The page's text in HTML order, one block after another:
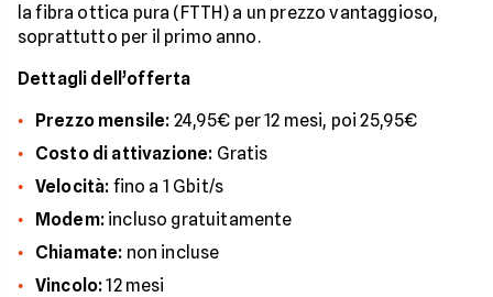
la fibra ottica pura (FTTH) a un prezzo vantaggioso,
soprattutto per il primo anno.
Dettagli dell’offerta
Prezzo mensile: 24,95€ per 12 mesi, poi 25,95€
Costo di attivazione: Gratis
Velocità: fino a 1 Gbit/s
Modem:incluso gratuitamente
Chiamate: non incluse
Vincolo:12 mesi